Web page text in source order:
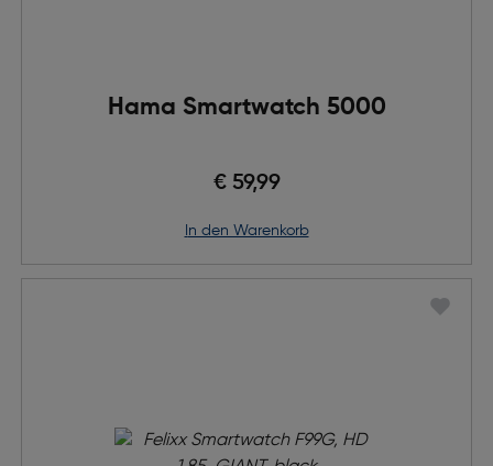
Hama Smartwatch 5000
€ 59,99
in den Warenkorb